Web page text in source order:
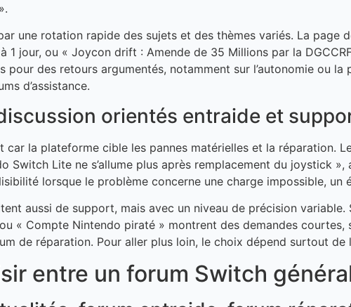
une rotation rapide des sujets et des thèmes variés. La
1 jour, ou « Joycon drift : Amende de 35 Millions par la
pour des retours argumentés, notamment sur l’autonomie ou
d’assistance.
orientés entraide et
car la plateforme cible les pannes matérielles et la réparation.
Switch Lite ne s’allume plus après remplacement du joystick
lorsque le problème concerne une charge impossible, un
aussi de support, mais avec un niveau de précision
« Compte Nintendo piraté » montrent des demandes
de réparation. Pour aller plus loin, le choix dépend surtout
entre un forum Switch